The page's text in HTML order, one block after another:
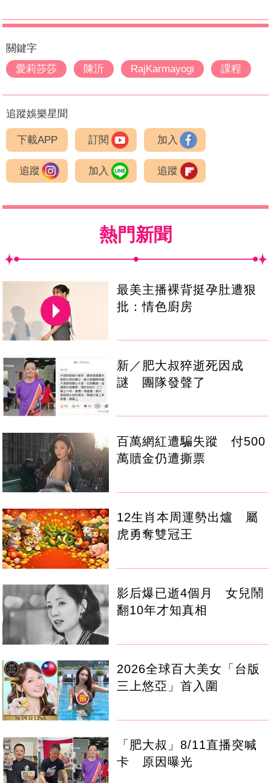
關鍵字
愛莉莎莎
陳沂 RajKarmayogi 課程
追蹤娛樂星聞
下載APP 訂閱 加入
追蹤 加入 追蹤
熱門新聞
最美主播裸背挺孕肚遭狠
批：情色廚房
新／肥大叔猝逝死因成
謎 團隊發聲了
百萬網紅遭騙失蹤 付500
萬贖金仍遭撕票
12生肖本周運勢出爐 屬
虎勇奪雙冠王
影后爆已逝4個月 女兒鬧
翻10年才知真相
2026全球百大美女「台版
三上悠亞」首入圍
「肥大叔」8/11直播突喊
卡 原因曝光